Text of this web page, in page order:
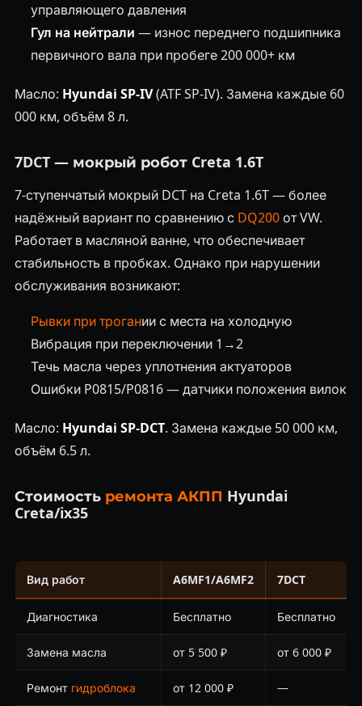
управляющего давления
Гул на нейтрали — износ переднего подшипника
первичного вала при пробеге 200 000+ км
Масло: Hyundai SP-IV(ATF SP-IV). Замена каждые 60
000 км, объём 8 л.
7DCT — мокрый робот Creta 1.6T
7-ступенчатый мокрый DCT на Creta 1.6T — более
надёжный вариант по сравнению с DQ200от VW.
Работает в масляной ванне, что обеспечивает
стабильность в пробках. Однако при нарушении
обслуживания возникают:
Рывки при трогании с места на холодную
Вибрация при переключении 1→2
Течь масла через уплотнения актуаторов
Ошибки P0815/P0816 — датчики положения вилок
Масло: Hyundai SP-DCT. Замена каждые 50 000 км,
объём 6.5 л.
Стоимость ремонта АКПП Hyundai
Creta/ix35
Вид работ A6MF1/A6MF2 7DCT
Диагностика Бесплатно Бесплатно
Замена масла от 5 500 ₽ от 6 000 ₽
Ремонт гидроблока от 12 000 ₽ —